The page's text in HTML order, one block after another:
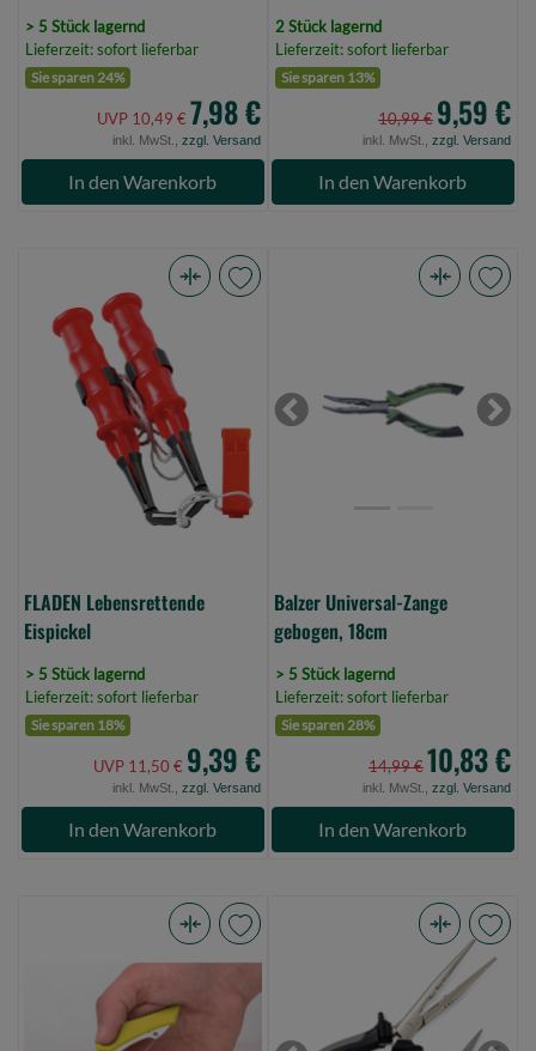
> 5 Stück lagernd
Lieferzeit: sofort lieferbar
Sie sparen 24%
UVP 10,49 € 7,98 €
inkl. MwSt., zzgl. Versand
In den Warenkorb
2 Stück lagernd
Lieferzeit: sofort lieferbar
Sie sparen 13%
10,99 € 9,59 €
inkl. MwSt., zzgl. Versand
In den Warenkorb
FLADEN
Lebensrettende
Eispickel
FLADEN Lebensrettende
Eispickel
> 5 Stück lagernd
Lieferzeit: sofort lieferbar
Sie sparen 18%
UVP 11,50 € 9,39 €
inkl. MwSt., zzgl. Versand
In den Warenkorb
gebogen,
18cmPrevious Next
Balzer Universal-Zange
gebogen, 18cm
> 5 Stück lagernd
Lieferzeit: sofort lieferbar
Sie sparen 28%
14,99 €10,83 €
inkl. MwSt., zzgl. Versand
In den Warenkorb
Plier/Scissors
Combo